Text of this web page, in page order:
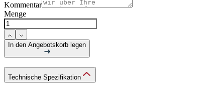
Kommentar
Menge
In den Angebotskorb legen
Technische Spezifikation